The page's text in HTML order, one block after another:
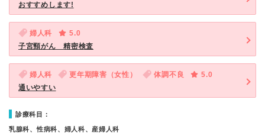
おすすめします!
婦人科
5.0
子宮頸がん 精密検査
婦人科 更年期障害（女性） 体調不良
5.0
通いやすい
診療科目：
乳腺科、性病科、婦人科、産婦人科